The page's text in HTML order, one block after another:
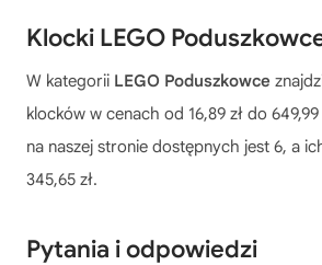
Klocki LEGO
W kategorii LEGO Poduszkowce
klocków w cenach od 16,89 zł do 649,99
na naszej stronie dostępnych jest 6, a
345,65 zł.
Pytania i odpowiedzi